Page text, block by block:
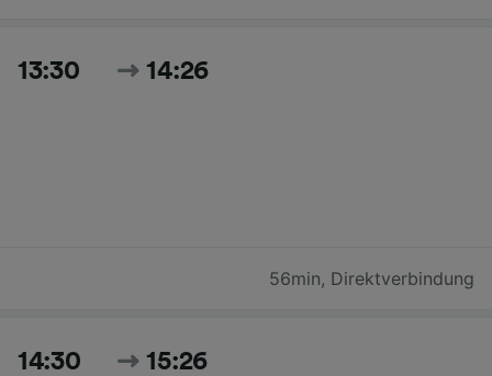
13:30 14:26
56min, Direktverbindung
14:30 15:26